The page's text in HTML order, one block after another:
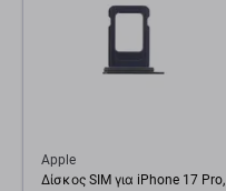
Apple
Δίσκος SIM για iPhone 17 Pro,